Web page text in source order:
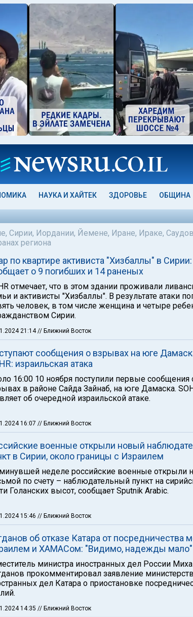
НАУКА И ХАЙТЕК ЗДОРОВЬЕ ОБЩИНА
Сирии, Иордании, Йемене, Иране, Ираке,
региона
по квартире активиста "Хизбаллы" в Сирии:
о 9 погибших и 14 раненых
отмечает, что в этом здании проживали
и активисты "Хизбаллы". В результате атаки
человек, в том числе женщина и четыре
Сирии.
21:14// Ближний Восток
сообщения о взрывах на юге
израильская атака
16:00 10 ноября поступили первые сообщения
в районе Сайда Зайнаб, на юге Дамаска.
об очередной израильской атаке.
16:07 // Ближний Восток
военные открыли новый
в Сирии, около границы с Израилем
неделе российские военные открыли
по счету – наблюдательный пункт на
Голанских высот, сообщает Sputnik Arabic.
15:46 // Ближний Восток
об отказе Катара от посредничества
и ХАМАСом: "Видимо, надежды мало"
министра иностранных дел России
прокомментировал заявление
дел Катара о приостановке
14:35 // Ближний Восток